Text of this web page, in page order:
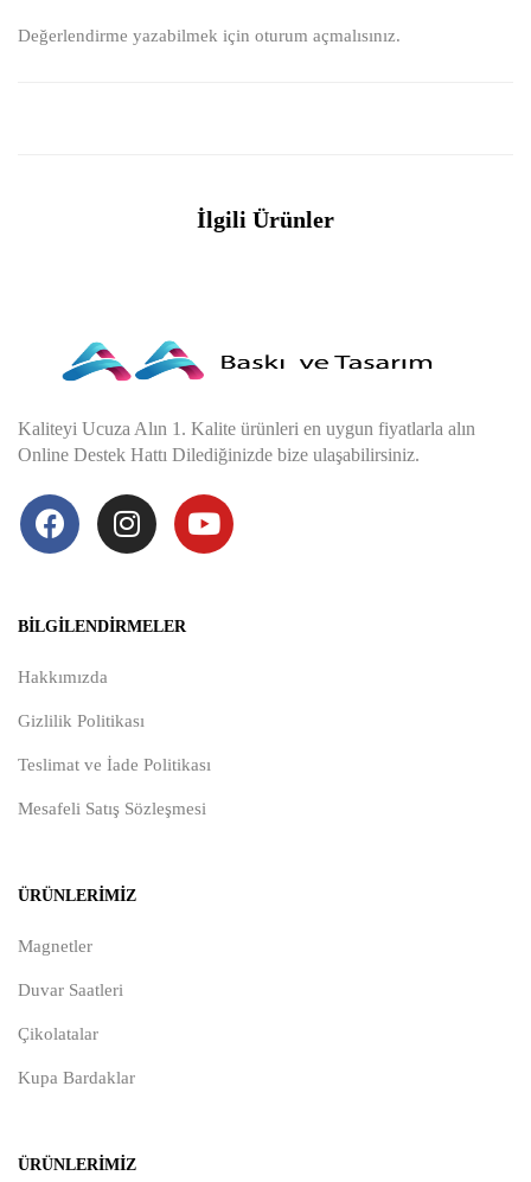
Değerlendirme yazabilmek için oturum açmalısınız.
İlgili Ürünler
Kaliteyi Ucuza Alın 1. Kalite ürünleri en uygun fiyatlarla alın
Online Destek Hattı Dilediğinizde bize ulaşabilirsiniz.
BILGILENDIRMELER
Hakkımızda
Gizlilik Politikası
Teslimat ve İade Politikası
Mesafeli Satış Sözleşmesi
ÜRÜNLERIMIZ
Magnetler
Duvar Saatleri
Çikolatalar
Kupa Bardaklar
ÜRÜNLERIMIZ